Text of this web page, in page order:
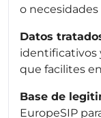
o necesidades
Datos
identificativos
que facilites
Base de
EuropeSIP